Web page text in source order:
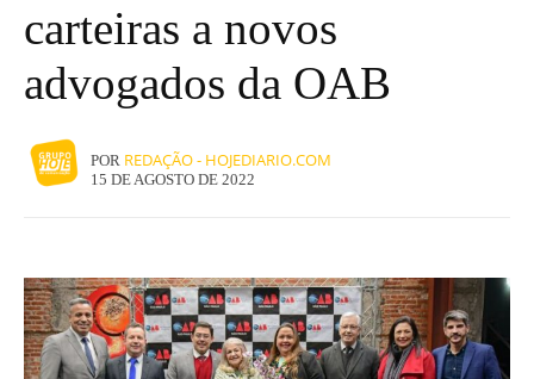
carteiras a novos
advogados da OAB
POR REDAÇÃO - HOJEDIARIO.COM
15 DE AGOSTO DE 2022